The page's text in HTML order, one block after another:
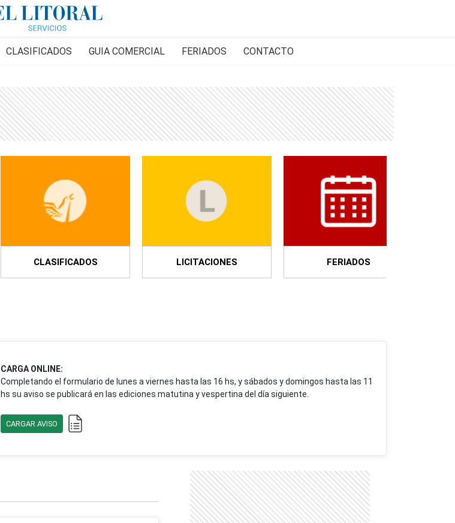
CLASIFICADOS GUIA COMERCIAL FERIADOS CONTACTO
CLASIFICADOS LICITACIONES FERIADOS
CARGA ONLINE:
Completando el formulario de lunes a viernes hasta las 16 hs, y sábados y domingos hasta las 11
hs su aviso se publicará en las ediciones matutina y vespertina del día siguiente.
CARGAR AVISO